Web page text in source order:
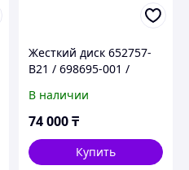
Жесткий диск 652757-
B21 / 698695-001 /
G9 2-TB 6G 7.2K 3.5 SAS
В наличии
74 000₸
Купить